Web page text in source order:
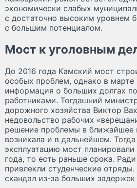
экономически слабых
с достаточно высоким уровнем
с большим потенциалом.
Мост к уголовным
До 2016 года Камский мост
особых проблем, однако в марте
информация о больших долгах
работниками. Тогдашний
дорожного хозяйства Виктор
недовольство рабочих
решение проблемы в ближайшее
возникала и в дальнейшем. Тогда
эксплуатацию мост планировали
года, то есть раньше срока.
привлекли студенческие
скандал из-за больших задержек